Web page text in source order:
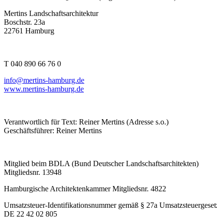
Mertins Landschaftsarchitektur
Boschstr. 23a
22761 Hamburg
T 040 890 66 76 0
info@mertins-hamburg.de
www.mertins-hamburg.de
Verantwortlich für Text: Reiner Mertins (Adresse s.o.)
Geschäftsführer: Reiner Mertins
Mitglied beim BDLA (Bund Deutscher Landschaftsarchitekten)
Mitgliedsnr. 13948
Hamburgische Architektenkammer Mitgliedsnr. 4822
Umsatzsteuer-Identifikationsnummer gemäß § 27a
DE 22 42 02 805